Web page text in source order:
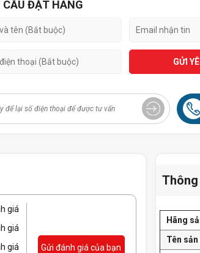
CẦU ĐẶT HÀNG
GỬI
giá
giá
giá
Gửi đánh giá của bạn
Hãng
Tên